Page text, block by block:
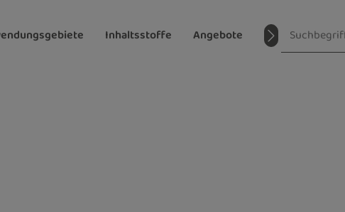
Inhaltsstoffe Angebote Magazin